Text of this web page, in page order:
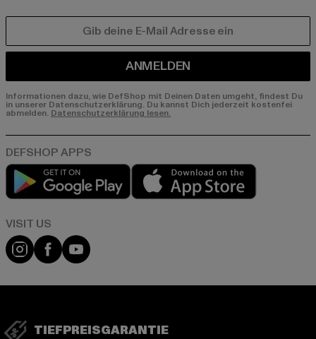
ANMELDEN
Informationen dazu, wie DefShop mit Deinen Daten umgeht, findest Du
in unserer Datenschutzerklärung. Du kannst Dich jederzeit kostenfei
abmelden. Datenschutzerklärung lesen.
Play market
Visit our Instagram page:
Visit our Facebook page:
Visit our YouTube channel:
TIEFPREISGARANTIE